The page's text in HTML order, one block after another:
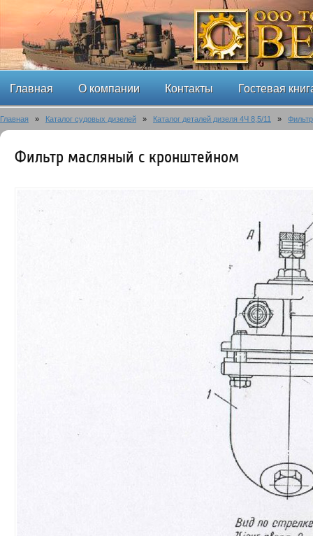
Главная О компании Контакты Гостевая
Главная » Каталог судовых дизелей » Каталог деталей дизеля 4Ч 8,5/11 »
Фильтр масляный с кронштейном